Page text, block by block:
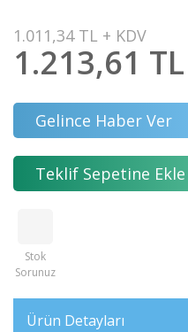
1.011,34 TL + KDV
1.213,61 TL
Gelince Haber Ver
Teklif Sepetine Ekle
Stok
Sorunuz
Ürün Detayları